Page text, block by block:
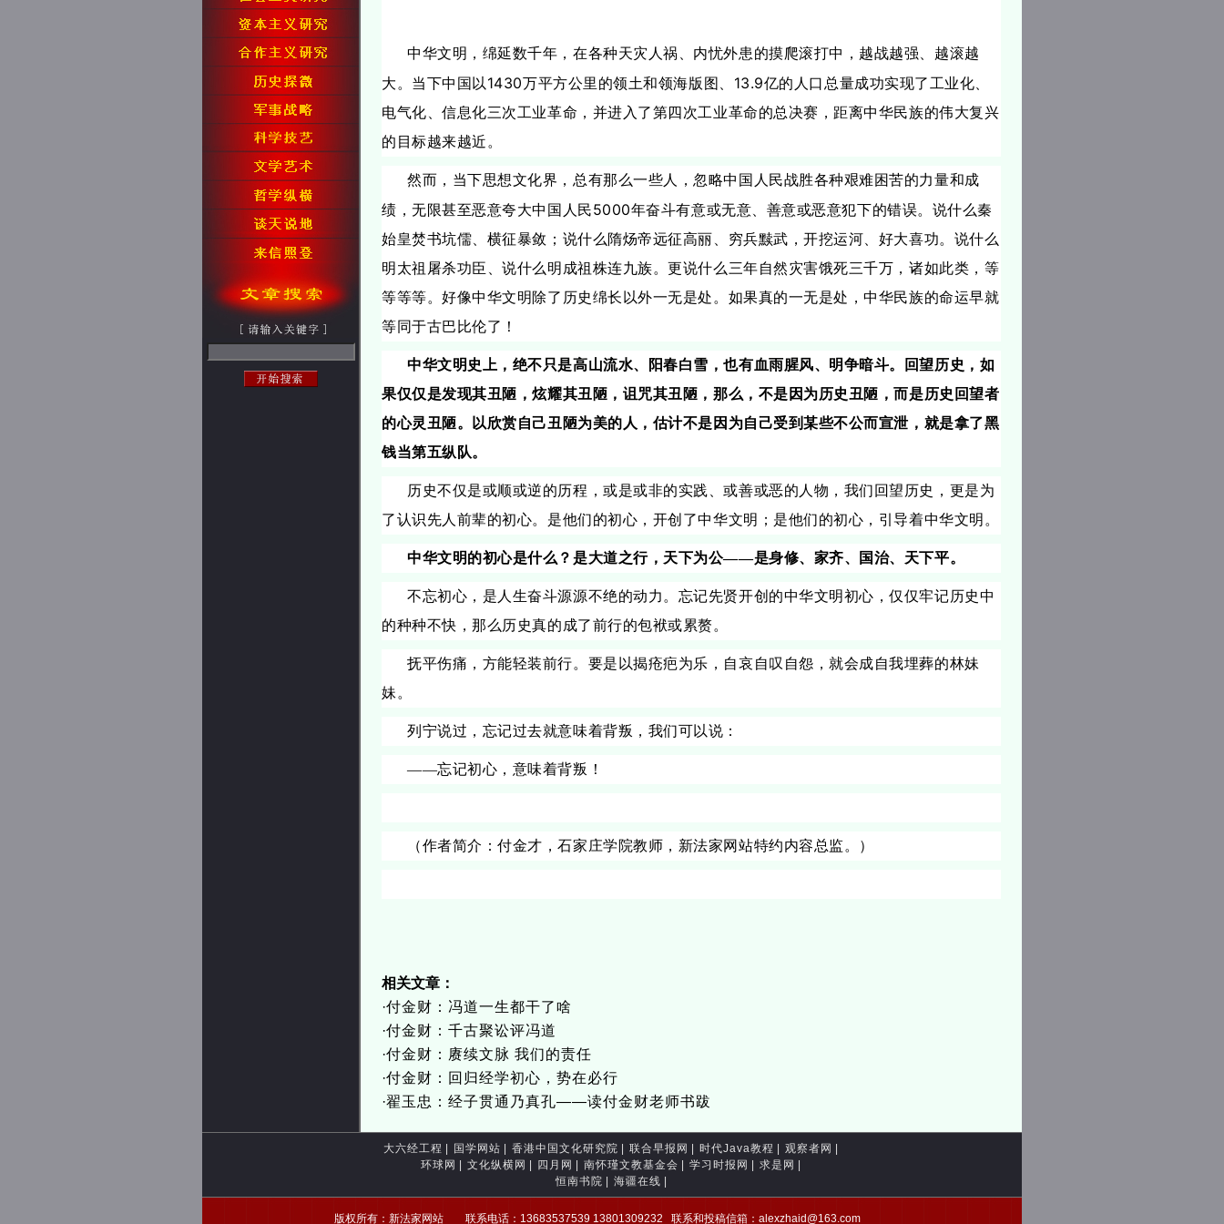
中华文明，绵延数千年，在各种天灾人祸、内忧外患的摸爬滚打中，越战越强、越滚越
大。当下中国以 1430万平方公里的领土和领海版图、 13.9亿的人口总量成功实现了工业化、
电气化、信息化三次工业革命，并进入了第四次工业革命的总决赛，距离中华民族的伟大复兴
的目标越来越近。
然而，当下思想文化界，总有那么一些人，忽略中国人民战胜各种艰难困苦的力量和成
绩，无限甚至恶意夸大中国人民5000年奋斗有意或无意、善意或恶意犯下的错误。说什么秦
始皇焚书坑儒、横征暴敛；说什么隋炀帝远征高丽、穷兵黩武，开挖运河、好大喜功。说什么
明太祖屠杀功臣、说什么明成祖株连九族。更说什么三年自然灾害饿死三千万，诸如此类，等
等等等。好像中华文明除了历史绵长以外一无是处。如果真的一无是处，中华民族的命运早就
等同于古巴比伦了！
中华文明史上，绝不只是高山流水、阳春白雪，也有血雨腥风、明争暗斗。回望历史，如
果仅仅是发现其丑陋，炫耀其丑陋，诅咒其丑陋，那么，不是因为历史丑陋，而是历史回望者
的心灵丑陋。以欣赏自己丑陋为美的人，估计不是因为自己受到某些不公而宣泄，就是拿了黑
钱当第五纵队。
历史不仅是或顺或逆的历程，或是或非的实践、或善或恶的人物，我们回望历史，更是为
了认识先人前辈的初心。是他们的初心，开创了中华文明；是他们的初心，引导着中华文明。
中华文明的初心是什么？是大道之行，天下为公——是身修、家齐、国治、天下平。
不忘初心，是人生奋斗源源不绝的动力。忘记先贤开创的中华文明初心，仅仅牢记历史中
的种种不快，那么历史真的成了前行的包袱或累赘。
抚平伤痛，方能轻装前行。要是以揭疮疤为乐，自哀自叹自怨，就会成自我埋葬的林妹
妹。
列宁说过，忘记过去就意味着背叛，我们可以说：
——忘记初心，意味着背叛！
（作者简介：付金才，石家庄学院教师，新法家网站特约内容总监。）
相关文章：
·付金财：冯道一生都干了啥
·付金财：千古聚讼评冯道
·付金财：赓续文脉 我们的责任
·付金财：回归经学初心，势在必行
·翟玉忠：经子贯通乃真孔——读付金财老师书跋
大六经工程 国学网站 香港中国文化研究院 联合早报网 时代Java教程 观察者网
环球网
文化纵横网 四月网 南怀瑾文教基金会 学习时报网 求是网
恒南书院
海疆在线
版权所有：新法家网站 联系电话：13683537539 13801309232 联系和投稿信箱：alexzhaid@163.com